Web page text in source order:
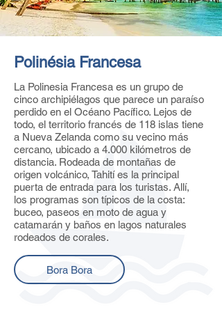
Polinésia Francesa
La Polinesia Francesa es un grupo de
cinco archipiélagos que parece un paraíso
perdido en el Océano Pacífico. Lejos de
todo, el territorio francés de 118 islas tiene
a Nueva Zelanda como su vecino más
cercano, ubicado a 4.000 kilómetros de
distancia. Rodeada de montañas de
origen volcánico, Tahití es la principal
puerta de entrada para los turistas. Allí,
los programas son típicos de la costa:
buceo, paseos en moto de agua y
catamarán y baños en lagos naturales
rodeados de corales.
Bora Bora